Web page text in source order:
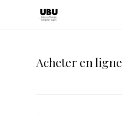
Acheter en ligne